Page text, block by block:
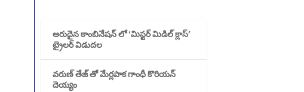
అరుదైన కాంబినేషన్ లో ‘మిస్టర్ మిడిల్ క్లాస్’
ట్రైలర్ విడుదల
వరుణ్ తేజ్ తో మేర్లపాక గాంధీ కొరియన్
దెయ్యం